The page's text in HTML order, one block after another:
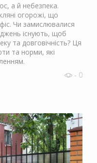
а й небезпека.
огорожі, що
Чи замислювалися
існують, щоб
та довговічність? Ця
та норми, які
- 0